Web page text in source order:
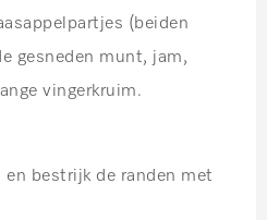
(beiden
gesneden munt, jam,
vingerkruim.
bestrijk de randen met